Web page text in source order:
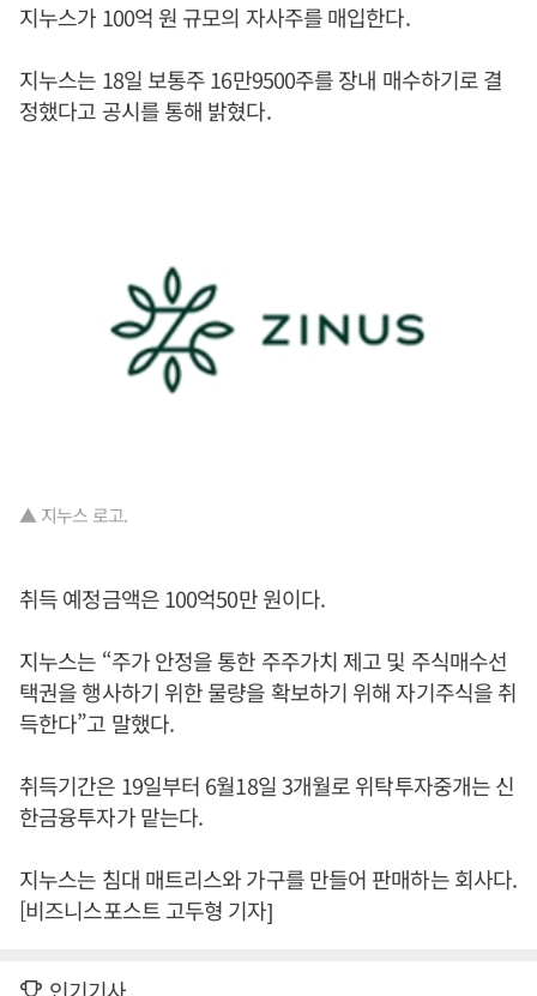
지누스가 100억 원 규모의 자사주를 매입한다.
지누스는 18일 보통주 16만9500주를 장내 매수하기로 결
정했다고 공시를 통해 밝혔다.
▲ 지누스 로고.
취득 예정금액은 100억50만 원이다.
지누스는 “주가 안정을 통한 주주가치 제고 및 주식매수선
택권을 행사하기 위한 물량을 확보하기 위해 자기주식을 취
득한다”고 말했다.
취득기간은 19일부터 6월18일 3개월로 위탁투자중개는 신
한금융투자가 맡는다.
지누스는 침대 매트리스와 가구를 만들어 판매하는 회사다.
[비즈니스포스트 고두형 기자]